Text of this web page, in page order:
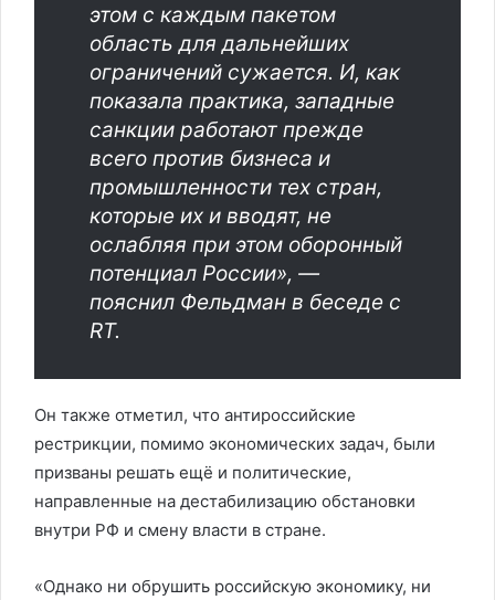
этом с каждым пакетом
область для дальнейших
ограничений сужается. И, как
показала практика, западные
санкции работают прежде
всего против бизнеса и
промышленности тех стран,
которые их и вводят, не
ослабляя при этом оборонный
потенциал России», —
пояснил Фельдман в беседе с
RT.
Он также отметил, что антироссийские
рестрикции, помимо экономических задач, были
призваны решать ещё и политические,
направленные на дестабилизацию обстановки
внутри РФ и смену власти в стране.
«Однако ни обрушить российскую экономику, ни